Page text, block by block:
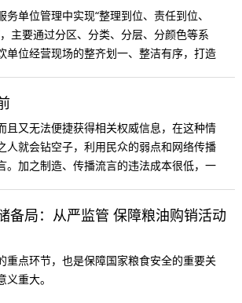
务单位管理中实现“整理到位、责任到位、
主要通过分区、分类、分层、分颜色等系
单位经营现场的整齐划一、整洁有序，打造
且又无法便捷获得相关权威信息，在这种情
人就会钻空子，利用民众的弱点和网络传播
。加之制造、传播流言的违法成本很低，一
备局：从严监管 保障粮油购销活动
重点环节，也是保障国家粮食安全的重要关
重大。